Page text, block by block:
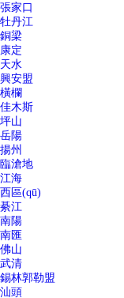
張家口
牡丹江
銅梁
康定
天水
興安盟
橫欄
佳木斯
坪山
岳陽
揚州
臨滄地
江海
西區(qū)
綦江
南陽
南匯
佛山
武清
錫林郭勒盟
汕頭